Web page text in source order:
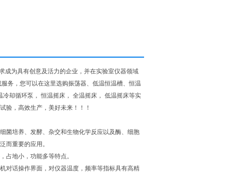
成为具有创意及活力的企业，并在实验室仪器领域
务，您可以在这里选购振荡器、低温恒温槽、恒温
却循环泵， 恒温摇床， 全温摇床， 低温摇床等实
验，高效生产，美好未来！！！
菌培养、发酵、杂交和生物化学反应以及酶、细胞
而重要的应用。
占地小，功能多等特点。
对话操作界面，对仪器温度，频率等指标具有高精